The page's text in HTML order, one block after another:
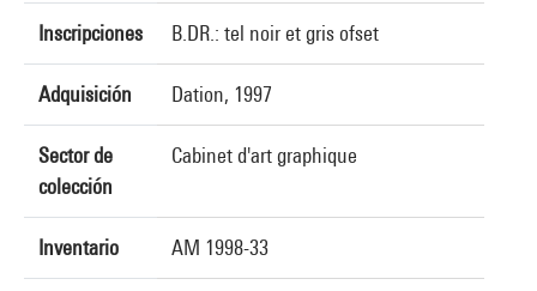
Inscripciones B.DR.: tel noir et gris ofset
Adquisición Dation, 1997
Sector de
colección
Cabinet d'art graphique
Inventario AM 1998-33